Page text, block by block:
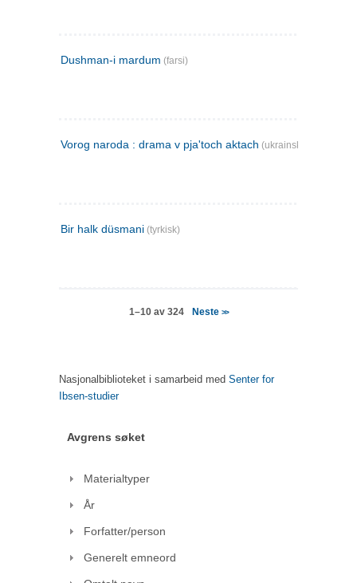
Dushman-i mardum (farsi)
Vorog naroda : drama v pja'toch aktach (ukrainsk)
Bir halk düsmani (tyrkisk)
1–10 av 324 Neste >>
Nasjonalbiblioteket i samarbeid med Senter for
Ibsen-studier
Avgrens søket
Materialtyper
År
Forfatter/person
Generelt emneord